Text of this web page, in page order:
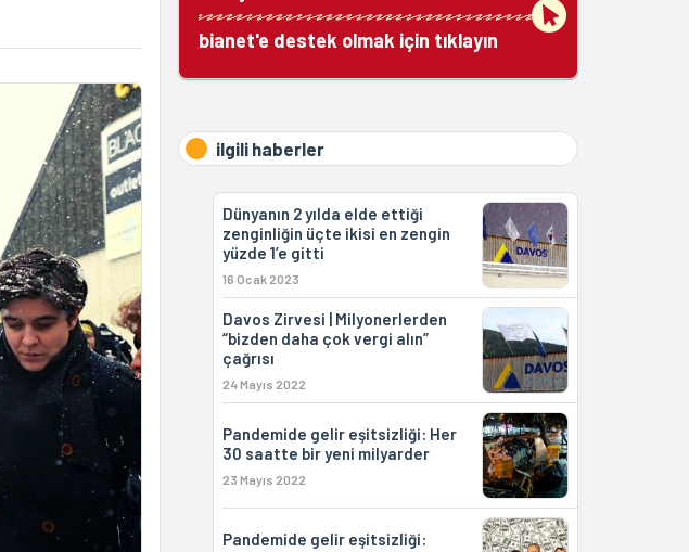
bianet'e destek olmak için tıklayın
ilgili haberler
Dünyanın 2 yılda elde ettiği
zenginliğin üçte ikisi en zengin
yüzde 1’e gitti
16 Ocak 2023
Davos Zirvesi | Milyonerlerden
“bizden daha çok vergi alın”
çağrısı
24 Mayıs 2022
Pandemide gelir eşitsizliği: Her
30 saatte bir yeni milyarder
23 Mayıs 2022
Pandemide gelir eşitsizliği: